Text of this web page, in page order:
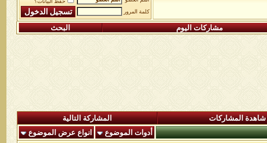
حفظ البيانات؟
كلمة المرور
مشاركات اليوم البحث
شاهدة المشاركات
المشاركة التالية
أدوات الموضوع
انواع عرض الموضوع